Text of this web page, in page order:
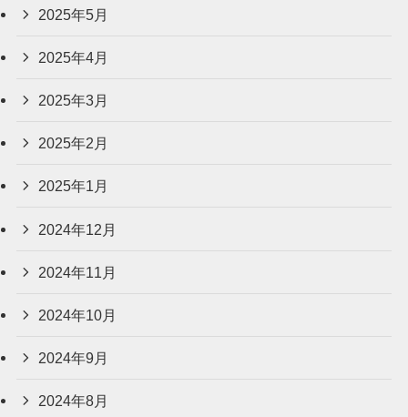
2025年5月
2025年4月
2025年3月
2025年2月
2025年1月
2024年12月
2024年11月
2024年10月
2024年9月
2024年8月